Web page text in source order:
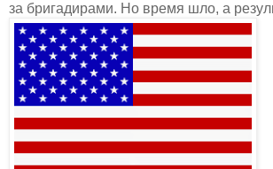
за бригадирами. Но время шло, а